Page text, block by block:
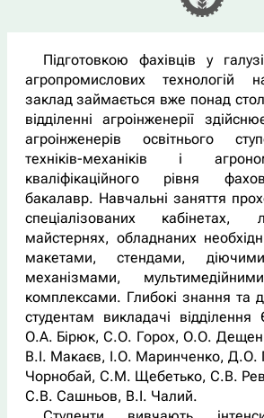
Підготовкою фахівців у
агропромислових технологій
заклад займається вже понад
відділенні агроінженерії
агроінженерів освітнього
техніків-механіків і
кваліфікаційного рівня
бакалавр. Навчальні заняття
спеціалізованих кабінетах,
майстернях, обладнаних
макетами, стендами,
механізмами,
комплексами. Глибокі знання та
студентам викладачі
О.А. Бірюк, С.О. Горох, О.О.
В.І. Макаєв, І.О. Маринченко, Д.О.
Чорнобай, С.М. Щебетько, С.В.
С.В. Сашньов, В.І. Чалий.